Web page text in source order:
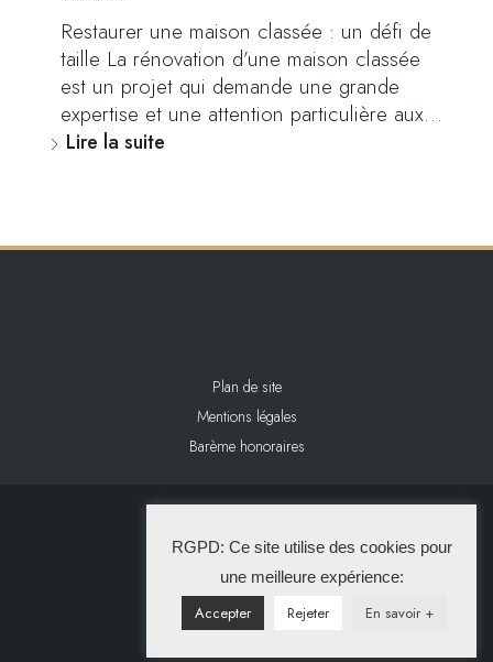
Restaurer une maison classée : un défi de
taille La rénovation d’une maison classée
est un projet qui demande une grande
expertise et une attention particulière aux…
Lire la suite
Plan de site
Mentions légales
Barème honoraires
La Solution Immo
RGPD: Ce site utilise des cookies pour
une meilleure expérience:
Accepter Rejeter En savoir +